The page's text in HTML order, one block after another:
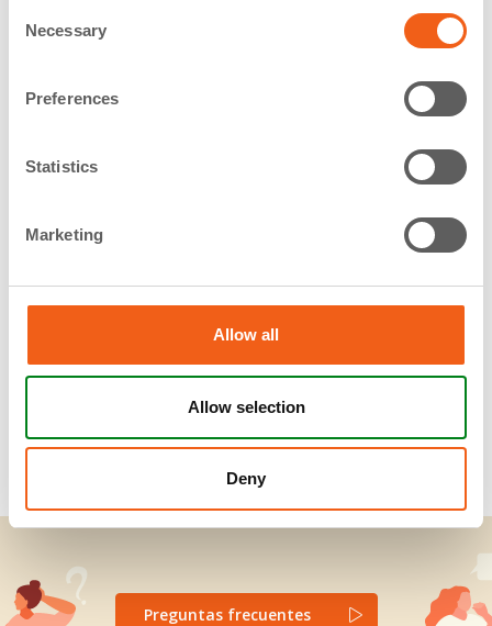
Selection
Necessary
Preferences
Statistics
Marketing
Allow all
Allow selection
Deny
Otros tratamientos:
CONFLICTOS FAMILIARES
Preguntas frecuentes